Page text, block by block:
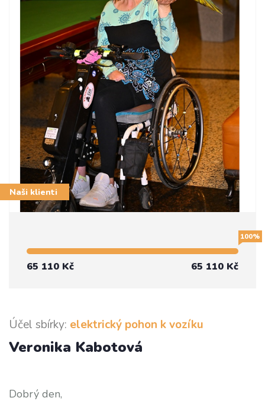
Naši klienti
100%
65 110 Kč 65 110 Kč
Účel sbírky: elektrický pohon k vozíku
Veronika Kabotová
Dobrý den,